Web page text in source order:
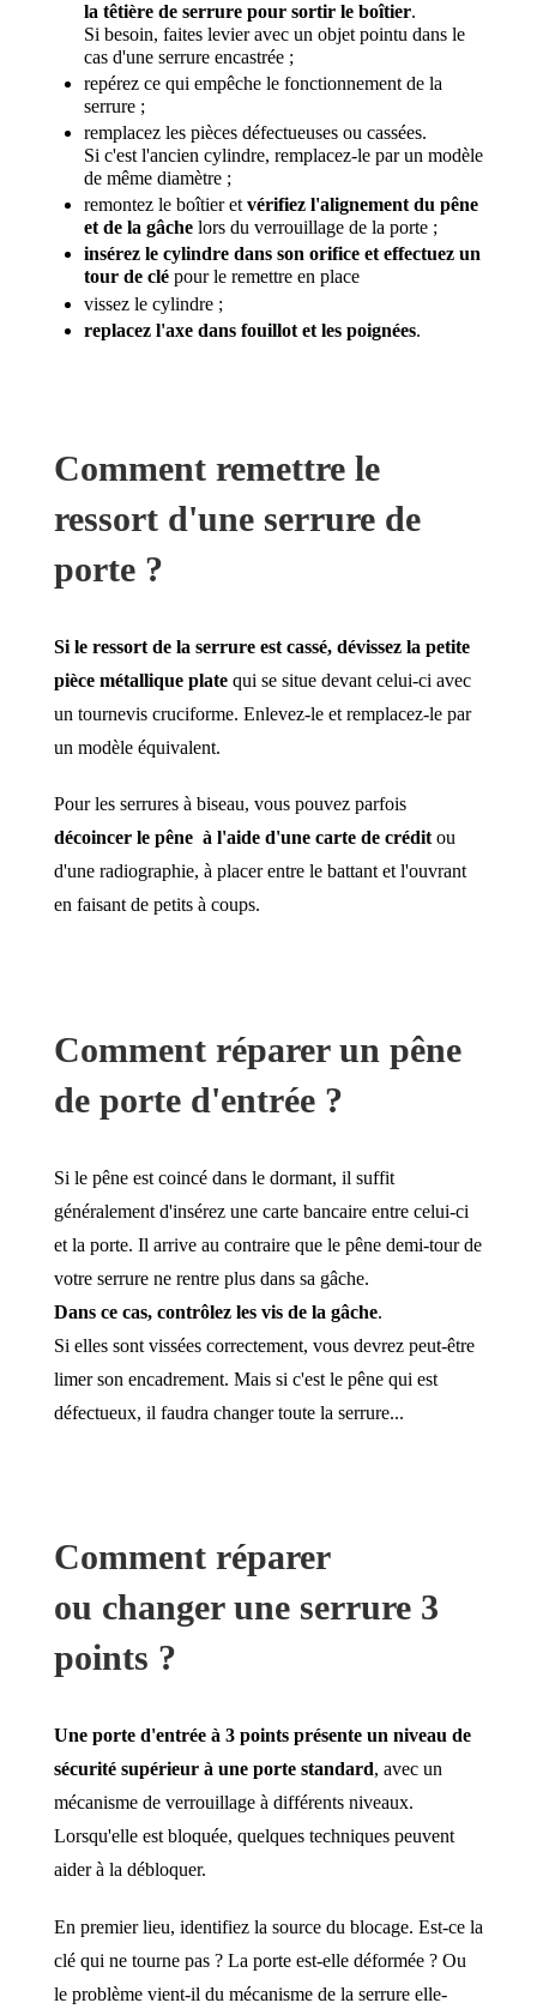
la têtière de serrure pour sortir le boîtier.
Si besoin, faites levier avec un objet pointu dans le
cas d'une serrure encastrée ;
repérez ce qui empêche le fonctionnement de la
serrure ;
remplacez les pièces défectueuses ou cassées.
Si c'est l'ancien cylindre, remplacez-le par un modèle
de même diamètre ;
remontez le boîtier et vérifiez l'alignement du pêne
et de la gâchelors du verrouillage de la porte ;
insérez le cylindre dans son orifice et effectuez un
tour de clé pour le remettre en place
vissez le cylindre ;
replacez l'axe dans fouillot et les poignées.
Comment remettre le
ressort d'une serrure de
porte ?
Si le ressort de la serrure est cassé, dévissez la petite
pièce métallique plate qui se situe devant celui-ci avec
un tournevis cruciforme. Enlevez-le et remplacez-le par
un modèle équivalent.
Pour les serrures à biseau, vous pouvez parfois
décoincer le pêne à l'aide d'une carte de créditou
d'une radiographie, à placer entre le battant et l'ouvrant
en faisant de petits à coups.
Comment réparer un pêne
de porte d'entrée ?
Si le pêne est coincé dans le dormant, il suffit
généralement d'insérez une carte bancaire entre celui-ci
et la porte. Il arrive au contraire que le pêne demi-tour de
votre serrure ne rentre plus dans sa gâche.
Dans ce cas, contrôlez les vis de la gâche.
Si elles sont vissées correctement, vous devrez peut-être
limer son encadrement. Mais si c'est le pêne qui est
défectueux, il faudra changer toute la serrure...
Comment réparer
ou changer une serrure 3
points ?
Une porte d'entrée à 3 points présente un niveau de
sécurité supérieur à une porte standard, avec un
mécanisme de verrouillage à différents niveaux.
Lorsqu'elle est bloquée, quelques techniques peuvent
aider à la débloquer.
En premier lieu, identifiez la source du blocage. Est-ce la
clé qui ne tourne pas ? La porte est-elle déformée ? Ou
le problème vient-il du mécanisme de la serrure elle-